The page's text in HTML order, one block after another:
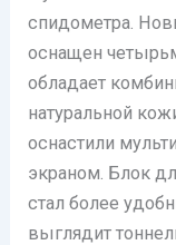
спидометра.
оснащен
обладает
натуральной
оснастили
экраном. Блок
стал более
выглядит